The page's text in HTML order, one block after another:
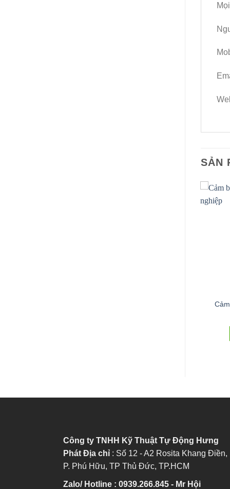
SẢN
Công ty TNHH Kỹ Thuật Tự Động Hưng
Phát Địa chỉ : Số 12 - A2 Rosita Khang Điền,
P. Phú Hữu, TP Thủ Đức, TP.HCM
Zalo/ Hotline : 0939.266.845 - Mr Hội